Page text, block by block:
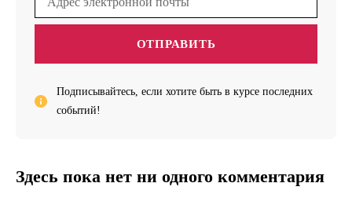
ОТПРАВИТЬ
Подписывайтесь, если хотите быть в курсе последних
событий!
Здесь пока нет ни одного комментария